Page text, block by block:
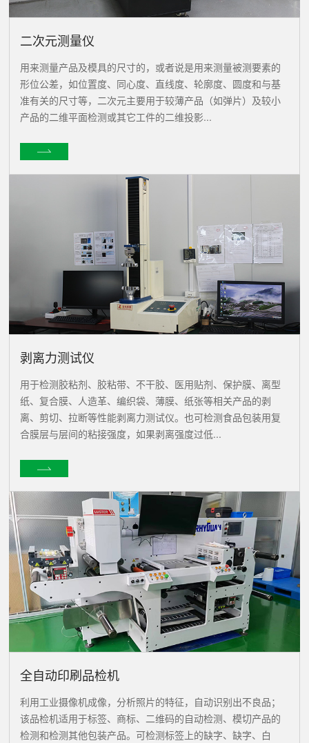
二次元测量仪
用来测量产品及模具的尺寸的，或者说是用来测量被测要素的
形位公差，如位置度、同心度、直线度、轮廓度、圆度和与基
准有关的尺寸等，二次元主要用于较薄产品（如弹片）及较小
产品的二维平面检测或其它工件的二维投影...
剥离力测试仪
用于检测胶粘剂、胶粘带、不干胶、医用贴剂、保护膜、离型
纸、复合膜、人造革、编织袋、薄膜、纸张等相关产品的剥
离、剪切、拉断等性能剥离力测试仪。也可检测食品包装用复
合膜层与层间的粘接强度，如果剥离强度过低...
全自动印刷品检机
利用工业摄像机成像，分析照片的特征，自动识别出不良品；
该品检机适用于标签、商标、二维码的自动检测、模切产品的
检测和检测其他包装产品。可检测标签上的缺字、缺字、白